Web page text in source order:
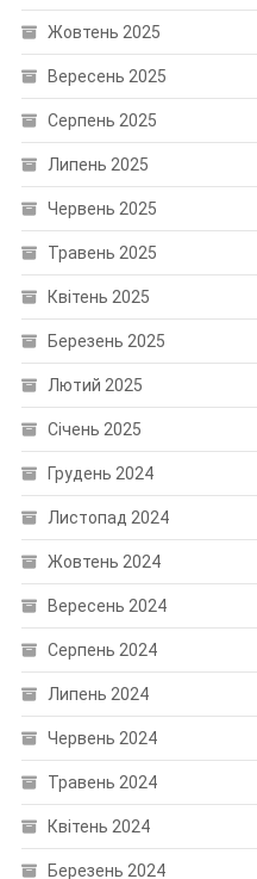
Жовтень 2025
Вересень 2025
Серпень 2025
Липень 2025
Червень 2025
Травень 2025
Квітень 2025
Березень 2025
Лютий 2025
Січень 2025
Грудень 2024
Листопад 2024
Жовтень 2024
Вересень 2024
Серпень 2024
Липень 2024
Червень 2024
Травень 2024
Квітень 2024
Березень 2024